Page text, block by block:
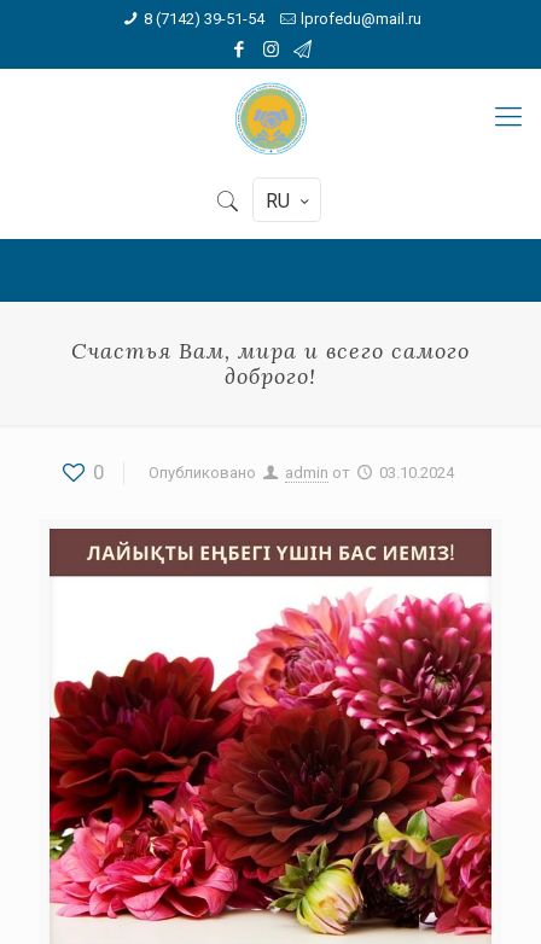
8 (7142) 39-51-54 lprofedu@mail.ru
RU
Счастья Вам, мира и всего самого
доброго!
0 Опубликовано admin от 03.10.2024